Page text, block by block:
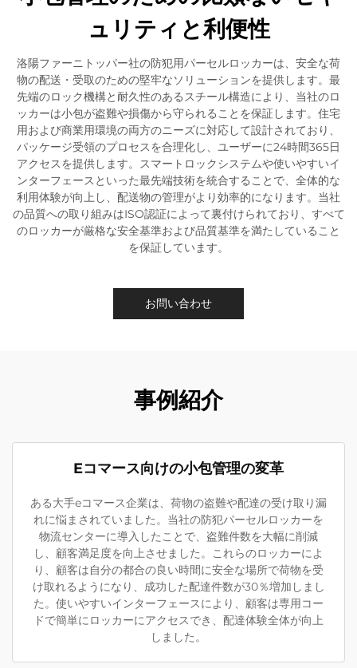
ュリティと利便性
洛陽ファーニトッパー社の防犯用パーセルロッカーは、安全な荷
物の配送・受取のための堅牢なソリューションを提供します。最
先端のロック機構と耐久性のあるスチール構造により、当社のロ
ッカーは小包が盗難や損傷から守られることを保証します。住宅
用および商業用環境の両方のニーズに対応して設計されており、
パッケージ受領のプロセスを合理化し、ユーザーに24時間365日
アクセスを提供します。スマートロックシステムや使いやすいイ
ンターフェースといった最先端技術を統合することで、全体的な
利用体験が向上し、配送物の管理がより効率的になります。当社
の品質への取り組みはISO認証によって裏付けられており、すべて
のロッカーが厳格な安全基準および品質基準を満たしていること
を保証しています。
お問い合わせ
事例紹介
Eコマース向けの小包管理の変革
ある大手eコマース企業は、荷物の盗難や配達の受け取り漏
れに悩まされていました。当社の防犯パーセルロッカーを
物流センターに導入したことで、盗難件数を大幅に削減
し、顧客満足度を向上させました。これらのロッカーによ
り、顧客は自分の都合の良い時間に安全な場所で荷物を受
け取れるようになり、成功した配達件数が30％増加しまし
た。使いやすいインターフェースにより、顧客は専用コー
ドで簡単にロッカーにアクセスでき、配達体験全体が向上
しました。